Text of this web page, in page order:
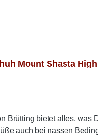
Mount Shasta
Brütting bietet alles, was
auch bei nassen